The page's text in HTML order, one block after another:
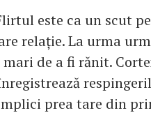
este ca un scut
relație. La urma
de a fi rănit.
prea tare din